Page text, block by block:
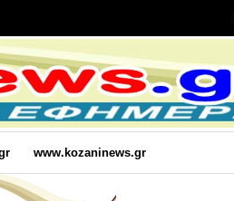
www.kozaninews.gr